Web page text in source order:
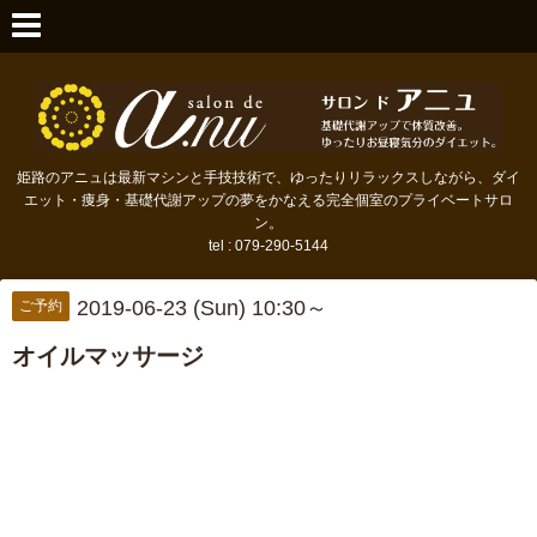
姫路のアニュは最新マシンと手技技術で、ゆったりリラックスしながら、ダイ
エット・痩身・基礎代謝アップの夢をかなえる完全個室のプライベートサロ
ン。
tel : 079-290-5144
ご予約 2019-06-23 (Sun) 10:30～
オイルマッサージ